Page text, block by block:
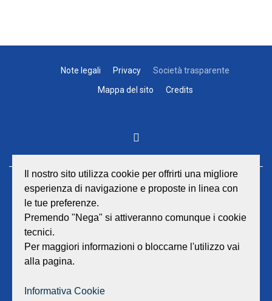
Note legali Privacy
Società trasparente
Mappa del sito
Credits
GEAT Srl
Sede legale e amministrativa:
Viale Lombardia 17 - 47838 Riccione
Capitale sociale euro 12.233.943,00 I.V.
E-mail:
Il nostro sito utilizza cookie per offrirti una migliore
esperienza di navigazione e proposte in linea con
le tue preferenze.
Premendo "Nega" si attiveranno comunque i cookie
tecnici.
Per maggiori informazioni o bloccarne l'utilizzo vai
alla pagina.
Informativa Cookie